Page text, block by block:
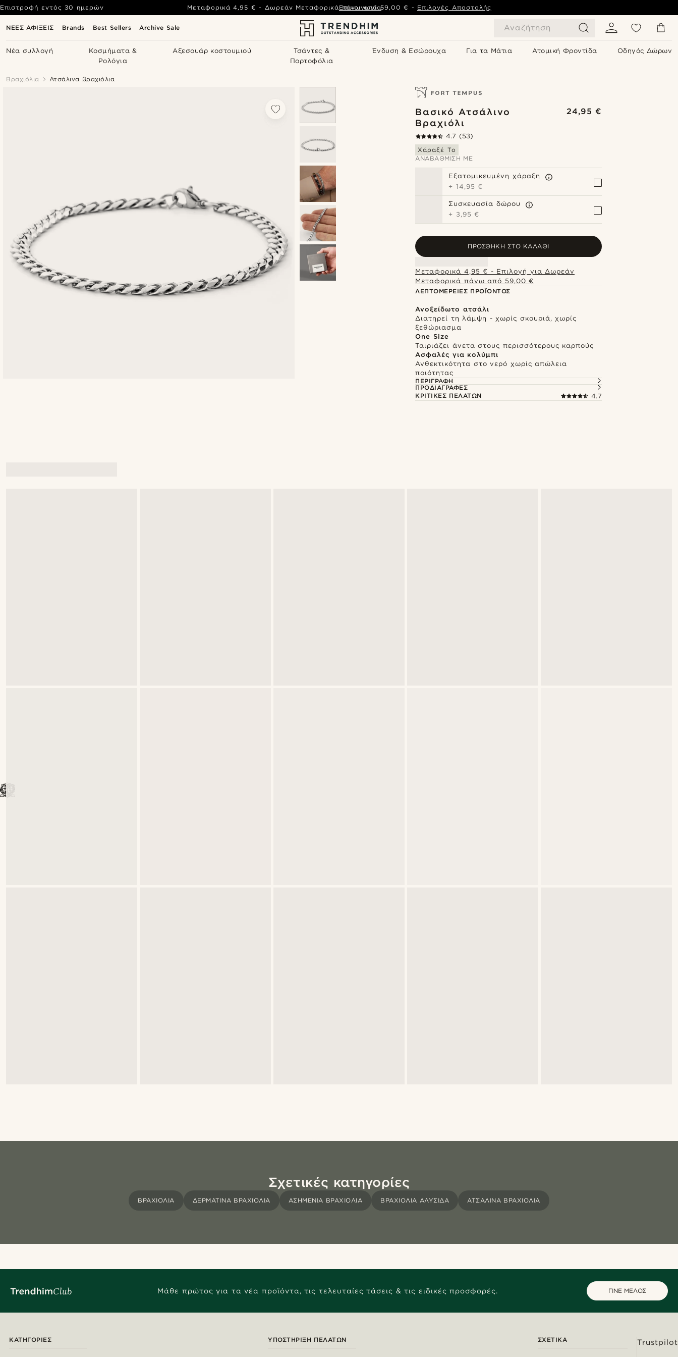
ΝΕΕΣ ΑΦΙΞΕΙΣ Brands Best Sellers Archive Sale Αναζήτηση
Νέα συλλογή
Κοσμήματα &
Ρολόγια
Αξεσουάρ κοστουμιού
Τσάντες &
Πορτοφόλια
Ένδυση & Εσώρουχα Για τα Μάτια Ατομική Φροντίδα Οδηγός Δώρων
Επιστροφή εντός 30 ημερών Μεταφορικά 4,95 € - Δωρεάν Μεταφορικά πάνω από59,00 € - Επιλογές Αποστολής
Επικοινωνία
Βραχιόλια Ατσάλινα βραχιόλια
Βασικό Ατσάλινο
Βραχιόλι
24,95 €
4.7 (53)
Χάραξέ Το
ΑΝΑΒΆΘΜΙΣΗ ΜΕ
Εξατομικευμένη χάραξη
+ 14,95 €
Συσκευασία δώρου
+ 3,95 €
ΠΡΟΣΘΉΚΗ ΣΤΟ ΚΑΛΆΘΙ
Μεταφορικά 4,95 € - Επιλογή για Δωρεάν
Μεταφορικά πάνω από 59,00 €
ΛΕΠΤΟΜΈΡΕΙΕΣ ΠΡΟΪΌΝΤΟΣ
Ανοξείδωτο ατσάλι
Διατηρεί τη λάμψη - χωρίς σκουριά, χωρίς
ξεθώριασμα
One Size
Ταιριάζει άνετα στους περισσότερους καρπούς
Ασφαλές για κολύμπι
Ανθεκτικότητα στο νερό χωρίς απώλεια
ποιότητας
ΠΕΡΙΓΡΑΦΉ
ΠΡΟΔΙΑΓΡΑΦΈΣ
ΚΡΙΤΙΚΈΣ ΠΕΛΑΤΏΝ
4.7
Σχετικές κατηγορίες
ΒΡΑΧΙΌΛΙΑ ΔΕΡΜΆΤΙΝΑ ΒΡΑΧΙΌΛΙΑ ΑΣΗΜΈΝΙΑ ΒΡΑΧΙΌΛΙΑ ΒΡΑΧΙΌΛΙΑ ΑΛΥΣΊΔΑ ΑΤΣΆΛΙΝΑ ΒΡΑΧΙΌΛΙΑ
Μάθε πρώτος για τα νέα προϊόντα, τις τελευταίες τάσεις & τις ειδικές προσφορές. ΓΙΝΕ ΜΕΛΟΣ
ΚΑΤΗΓΟΡΊΕΣ ΥΠΟΣΤΉΡΙΞΗ ΠΕΛΑΤΏΝ ΣΧΕΤΙΚΆ Trustpilot